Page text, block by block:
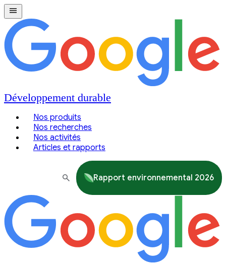
Développement durable
Nos produits
Nos recherches
Nos activités
Articles et rapports
Rapport environnemental 2026